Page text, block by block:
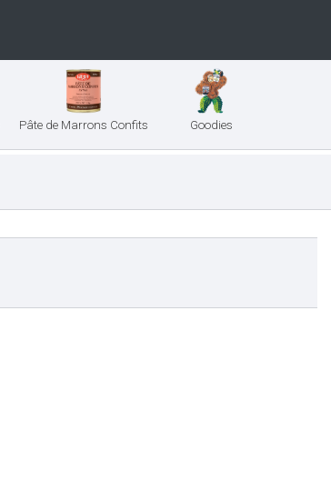
Pâte de Marrons Confits Goodies